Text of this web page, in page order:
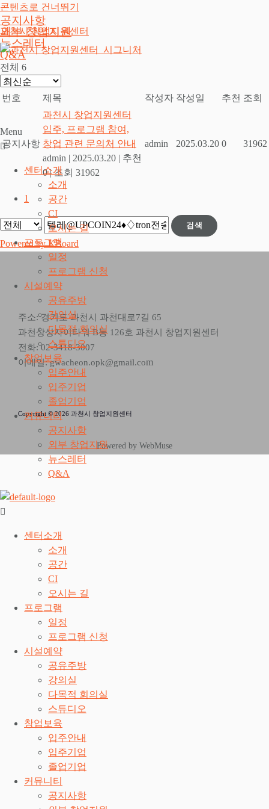
콘텐츠로 건너뛰기
과천시 창업지원센터
Menu
센터소개
소개
공간
CI
오시는 길
프로그램
일정
프로그램 신청
시설예약
공유주방
강의실
다목적 회의실
스튜디오
창업보육
입주안내
입주기업
졸업기업
커뮤니티
공지사항
외부 창업지원
뉴스레터
Q&A
센터소개
소개
공간
CI
오시는 길
프로그램
일정
프로그램 신청
시설예약
공유주방
강의실
다목적 회의실
스튜디오
창업보육
입주안내
입주기업
졸업기업
커뮤니티
공지사항
공지사항
외부 창업지원
뉴스레터
Q&A
전체 6
번호 제목 작성자 작성일 추천 조회
공지사항
과천시 창업지원센터
입주, 프로그램 참여,
창업 관련 문의처 안내
admin | 2025.03.20 | 추천
0 | 조회 31962
admin 2025.03.20 0 31962
1
검색
Powered by KBoard
주소: 경기도 과천시 과천대로7길 65
과천상상자이타워 B동 126호 과천시 창업지원센터
전화: 02-3418-3007
이메일: gwacheon.opk@gmail.com
Copyright © 2026 과천시 창업지원센터
Powered by WebMuse